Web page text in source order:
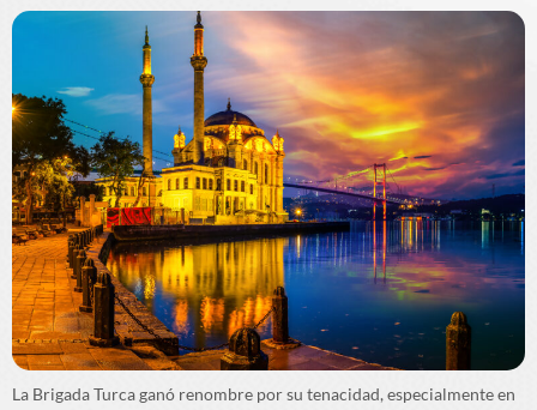
La Brigada Turca ganó renombre por su tenacidad, especialmente en